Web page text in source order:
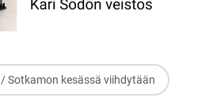
/ Sotkamon kesässä viihdytään